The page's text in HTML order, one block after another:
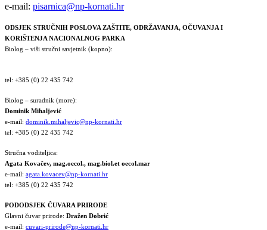
e-mail: pisarnica@np-kornati.hr
ODSJEK STRUČNIH POSLOVA ZAŠTITE, ODRŽAVANJA, OČUVANJA I
KORIŠTENJA NACIONALNOG PARKA
Biolog – viši stručni savjetnik (kopno):
tel: +385 (0) 22 435 742
Biolog – suradnik (more):
Dominik Mihaljević
e-mail: dominik.mihaljevic@np-kornati.hr
tel: +385 (0) 22 435 742
Stručna voditeljica:
Agata Kovačev, mag.oecol., mag.biol.et oecol.mar
e-mail: agata.kovacev@np-kornati.hr
tel: +385 (0) 22 435 742
PODODSJEK ČUVARA PRIRODE
Glavni čuvar prirode: Dražen Dobrić
e-mail: cuvari-prirode@np-kornati.hr